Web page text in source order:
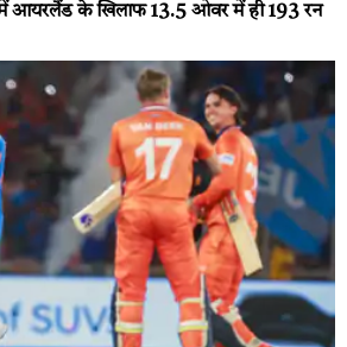
आयरलैंड के खिलाफ 13.5 ओवर में ही 193 रन